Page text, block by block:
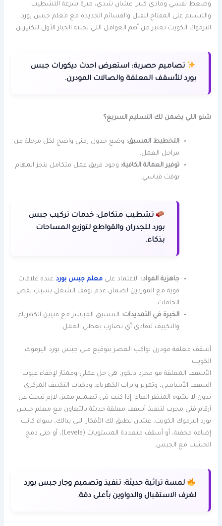
وضغط نفسي ومادي كبير. عشان شذي، ميزة سرعة التشطيب
والتسليم على المفتاح للفلل والقسائم الجديدة مع معلم جبس بورد
اليرموك الكويت تعتبر من أهم العوامل اللي تخليه الخيار الأول للكثيرين.
تصاميم حصرية: استعرض احدث ديكورات جبس
بورد للأسقف المعلقة والصالات المودرن.
شنو اللي يضمن لك التسليم السريع؟
التخطيط المسبق: وضع جدول زمني واضح لكل مرحلة من
مراحل العمل.
توفير العمالة الكافية: وجود فريق عمل متكامل ينجز المهام
بوقت قياسي.
تشطيب متكامل: خدمات تركيب جبس
بورد للجدران والقواطع لتوزيع المساحات
بذكاء.
جاهزية المواد: الاعتماد علىمعلم جبس بورد عنده علاقات
قوية مع الموردين لضمان عدم توقف الشغل بسبب نقص
الخامات.
الخبرة في التمديدات: التنسيق المباشر مع فنيين الكهرباء
والتكييف لتفادي أي تضارب يعطل العمل.
أسقف معلقة مودرن تواكب العصر بتوقيع فني جبس بورد اليرموك
الكويت
الأسقف المعلقة مو مجرد ديكور، هي حل عملي وممتاز لإخفاء عيوب
السقف الأساسي، وتمرير وايرات الكهرباء، ودكتات التكييف المركزي
بدون لا تشوه المنظر العام. إذا كنت تبي تصميم مميز، لازم تبحث عن
أرقام فني مجرب لتنفيذ أسقف معلقة حديثة بالتعاون مع معلم جبس
بورد اليرموك الكويت، عشان يطبق لك الأفكار اللي ببالك، سواء كانت
إضاءة مخفية، أو أسقف متعددة المستويات (Levels)، أو حتى دمج
الخشب مع الجبس.
لمسة تراثية حديثة: تنفيذ وتصميم وجار جبس بورد
لغرف الاستقبال والدواوين بأعلى دقة.